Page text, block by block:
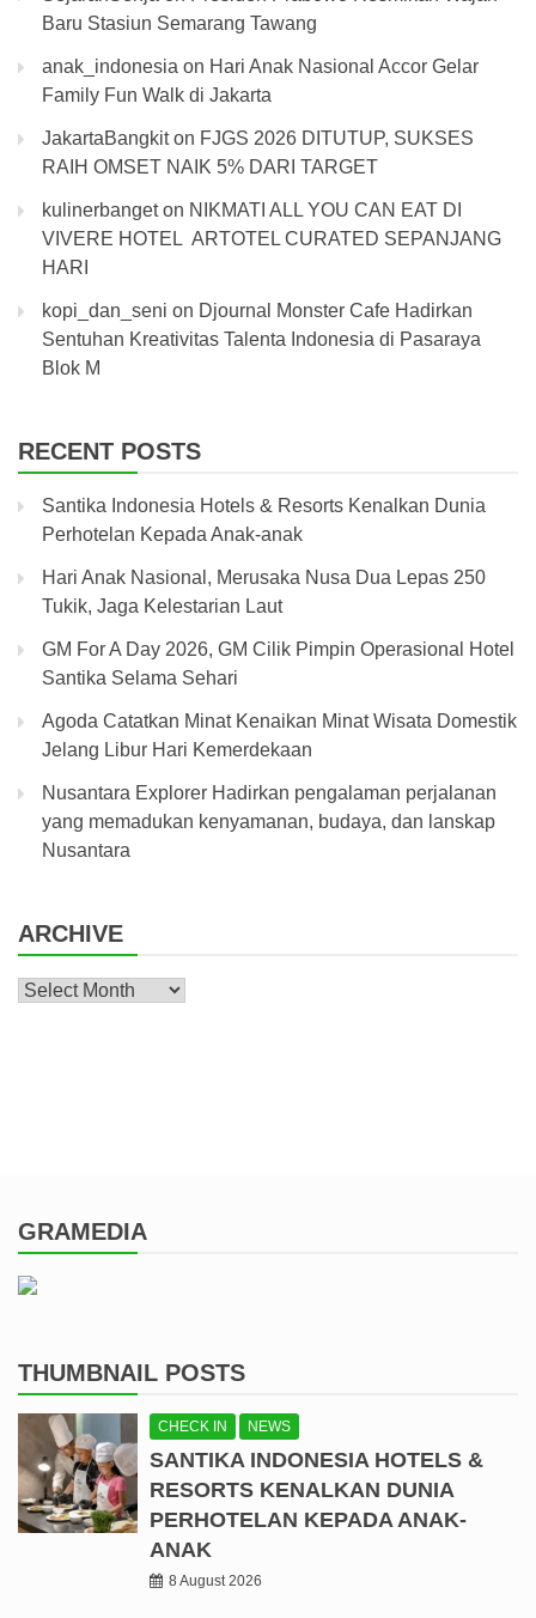
Baru Stasiun Semarang Tawang
anak_indonesia on Hari Anak Nasional Accor Gelar
Family Fun Walk di Jakarta
JakartaBangkiton FJGS 2026 DITUTUP, SUKSES
RAIH OMSET NAIK 5% DARI TARGET
kulinerbangeton NIKMATI ALL YOU CAN EAT DI
VIVERE HOTEL ARTOTEL CURATED SEPANJANG
HARI
kopi_dan_seni on Djournal Monster Cafe Hadirkan
Sentuhan Kreativitas Talenta Indonesia di Pasaraya
Blok M
RECENT POSTS
Santika Indonesia Hotels & Resorts Kenalkan Dunia
Perhotelan Kepada Anak-anak
Hari Anak Nasional, Merusaka Nusa Dua Lepas 250
Tukik, Jaga Kelestarian Laut
GM For A Day 2026, GM Cilik Pimpin Operasional Hotel
Santika Selama Sehari
Agoda Catatkan Minat Kenaikan Minat Wisata Domestik
Jelang Libur Hari Kemerdekaan
Nusantara Explorer Hadirkan pengalaman perjalanan
yang memadukan kenyamanan, budaya, dan lanskap
Nusantara
ARCHIVE
Archive
GRAMEDIA
THUMBNAIL POSTS
CHECK IN NEWS
SANTIKA INDONESIA HOTELS &
RESORTS KENALKAN DUNIA
PERHOTELAN KEPADA ANAK-
ANAK
8 August 2026